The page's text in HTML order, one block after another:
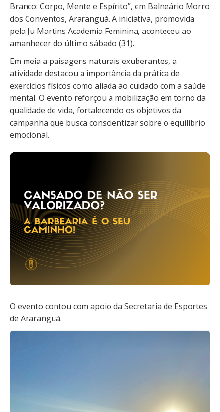
Branco: Corpo, Mente e Espírito”, em Balneário Morro
dos Conventos, Araranguá. A iniciativa, promovida
pela Ju Martins Academia Feminina, aconteceu ao
amanhecer do último sábado (31).
Em meia a paisagens naturais exuberantes, a
atividade destacou a importância da prática de
exercícios físicos como aliada ao cuidado com a saúde
mental. O evento reforçou a mobilização em torno da
qualidade de vida, fortalecendo os objetivos da
campanha que busca conscientizar sobre o equilíbrio
emocional.
O evento contou com apoio da Secretaria de Esportes
de Araranguá.